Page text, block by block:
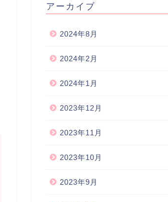
アーカイブ
2024年8月
2024年2月
2024年1月
2023年12月
2023年11月
2023年10月
2023年9月